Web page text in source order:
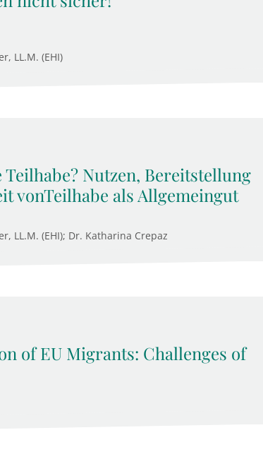
LL.M. (EHI)
Nutzen, Bereitstellung
vonTeilhabe als Allgemeingut
LL.M. (EHI); Dr. Katharina Crepaz
of EU Migrants: Challenges of